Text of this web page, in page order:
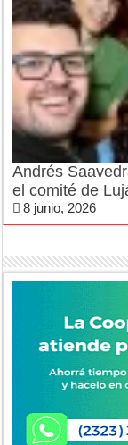
Andrés
el comité de
8 junio, 2026